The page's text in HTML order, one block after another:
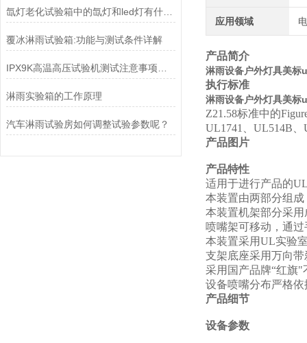
氙灯老化试验箱中的氙灯和led灯有什么区别
覆冰淋雨试验箱:功能与测试条件详解
淋雨实验箱的工作原理
汽车淋雨试验房如何调整试验参数呢？
应用领域
产品简介
淋雨设备户外灯具美标
执行标准
淋雨设备户外灯具美标
Z21.58标准中的
UL1741
UL514B
产品图片
产品特性
适用于进行产品的
本装置由两部分组
本装置机架部分采
喷嘴架可移动，通
本装置采用UL实验
支架底座采用万向
采用国产品牌“红旗
设备喷嘴分布严格
产品细节
设备参数